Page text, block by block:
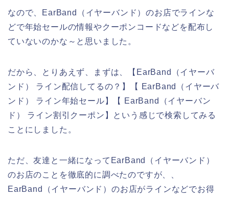
なので、EarBand（イヤーバンド）のお店でラインな
どで年始セールの情報やクーポンコードなどを配布し
ていないのかな～と思いました。
だから、とりあえず、まずは、【EarBand（イヤーバ
ンド） ライン配信してるの？】【 EarBand（イヤーバ
ンド） ライン年始セール】【 EarBand（イヤーバン
ド） ライン割引クーポン】という感じで検索してみる
ことにしました。
ただ、友達と一緒になってEarBand（イヤーバンド）
のお店のことを徹底的に調べたのですが、、
EarBand（イヤーバンド）のお店がラインなどでお得